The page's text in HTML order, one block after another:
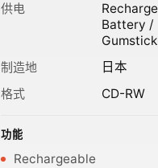
供电
Battery /
制造地
日本
格式
CD-RW
功能
Rechargeable